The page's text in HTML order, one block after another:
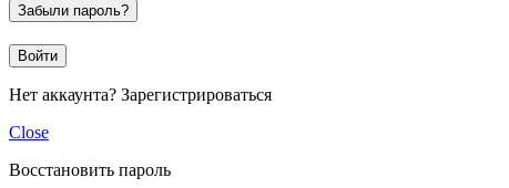
Забыли пароль?
Войти
Нет аккаунта? Зарегистрироваться
Close
Восстановить пароль